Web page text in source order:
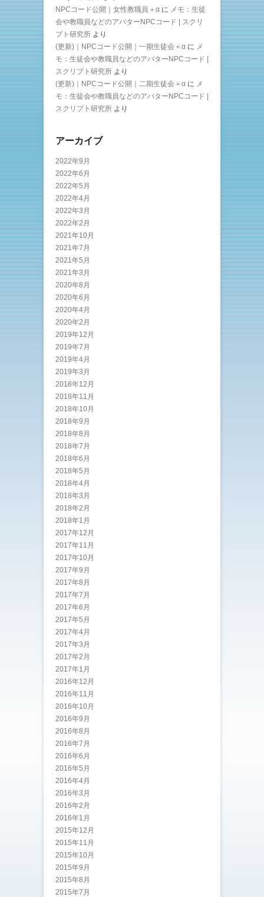
NPCコード公開｜女性教職員＋α に メモ：生徒
会や教職員などのアバターNPCコード | スクリ
プト研究所 より
(更新)｜NPCコード公開｜一期生徒会＋α に メ
モ：生徒会や教職員などのアバターNPCコード |
スクリプト研究所 より
(更新)｜NPCコード公開｜二期生徒会＋α に メ
モ：生徒会や教職員などのアバターNPCコード |
スクリプト研究所 より
アーカイブ
2022年9月
2022年6月
2022年5月
2022年4月
2022年3月
2022年2月
2021年10月
2021年7月
2021年5月
2021年3月
2020年8月
2020年6月
2020年4月
2020年2月
2019年12月
2019年7月
2019年4月
2019年3月
2018年12月
2018年11月
2018年10月
2018年9月
2018年8月
2018年7月
2018年6月
2018年5月
2018年4月
2018年3月
2018年2月
2018年1月
2017年12月
2017年11月
2017年10月
2017年9月
2017年8月
2017年7月
2017年6月
2017年5月
2017年4月
2017年3月
2017年2月
2017年1月
2016年12月
2016年11月
2016年10月
2016年9月
2016年8月
2016年7月
2016年6月
2016年5月
2016年4月
2016年3月
2016年2月
2016年1月
2015年12月
2015年11月
2015年10月
2015年9月
2015年8月
2015年7月